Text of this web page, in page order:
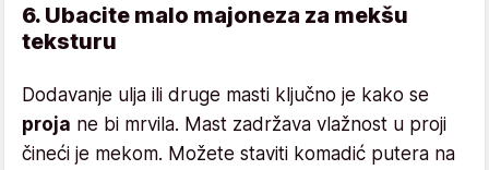
6. Ubacite malo majoneza za mekšu
teksturu
Dodavanje ulja ili druge masti ključno je kako se
proja ne bi mrvila. Mast zadržava vlažnost u proji
čineći je mekom. Možete staviti komadić putera na